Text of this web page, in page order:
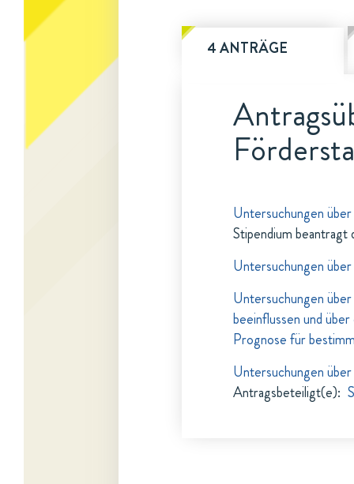
4 ANTRÄGE
Untersuchungen
Stipendium beantragt
Untersuchungen
Untersuchungen
beeinflussen und
Prognose für
Untersuchungen
Antragsbeteiligt(e):